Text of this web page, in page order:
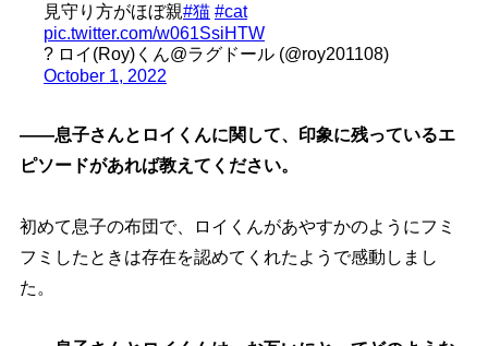
見守り方がほぼ親#猫 #cat
pic.twitter.com/w061SsiHTW
? ロイ(Roy)くん@ラグドール (@roy201108)
October 1, 2022
――息子さんとロイくんに関して、印象に残っているエ
ピソードがあれば教えてください。
初めて息子の布団で、ロイくんがあやすかのようにフミ
フミしたときは存在を認めてくれたようで感動しまし
た。